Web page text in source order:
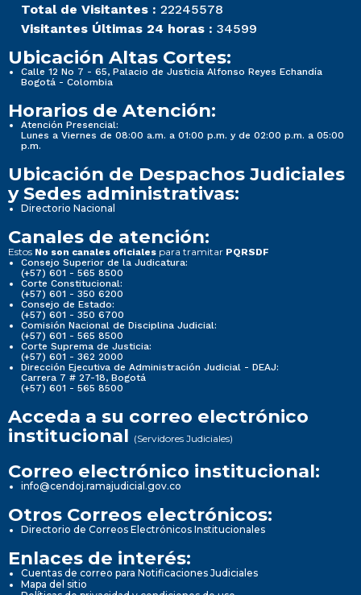
Total de Visitantes : 22245578
Visitantes Últimas 24 horas : 34599
Ubicación Altas Cortes:
Calle 12 No 7 - 65, Palacio de Justicia Alfonso Reyes Echandía
Bogotá - Colombia
Horarios de Atención:
Atención Presencial:
Lunes a Viernes de 08:00 a.m. a 01:00 p.m. y de 02:00 p.m. a 05:00
p.m.
Ubicación de Despachos Judiciales
y Sedes administrativas:
Directorio Nacional
Canales de atención:
Estos No son canales oficiales para tramitar PQRSDF
Consejo Superior de la Judicatura:
(+57) 601 - 565 8500
Corte Constitucional:
(+57) 601 - 350 6200
Consejo de Estado:
(+57) 601 - 350 6700
Comisión Nacional de Disciplina Judicial:
(+57) 601 - 565 8500
Corte Suprema de Justicia:
(+57) 601 - 362 2000
Dirección Ejecutiva de Administración Judicial - DEAJ:
Carrera 7 # 27-18, Bogotá
(+57) 601 - 565 8500
Acceda a su correo electrónico
institucional (Servidores Judiciales)
Correo electrónico institucional:
info@cendoj.ramajudicial.gov.co
Otros Correos electrónicos:
Directorio de Correos Electrónicos Institucionales
Enlaces de interés:
Cuentas de correo para Notificaciones Judiciales
Mapa del sitio